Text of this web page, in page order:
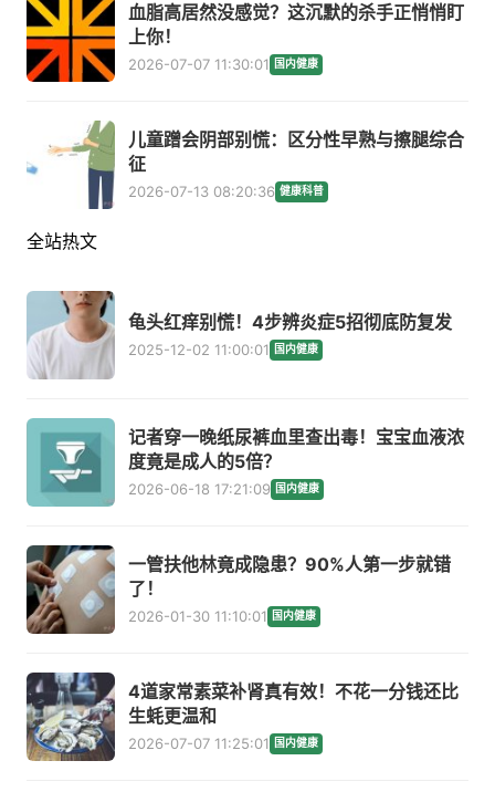
血脂高居然没感觉？这沉默的杀手正悄悄盯
上你！
2026-07-07 11:30:01 国内健康
儿童蹭会阴部别慌：区分性早熟与擦腿综合
征
2026-07-13 08:20:36 健康科普
全站热文
龟头红痒别慌！4步辨炎症5招彻底防复发
2025-12-02 11:00:01 国内健康
记者穿一晚纸尿裤血里查出毒！宝宝血液浓
度竟是成人的5倍？
2026-06-18 17:21:09 国内健康
一管扶他林竟成隐患？90%人第一步就错
了！
2026-01-30 11:10:01 国内健康
4道家常素菜补肾真有效！不花一分钱还比
生蚝更温和
2026-07-07 11:25:01 国内健康